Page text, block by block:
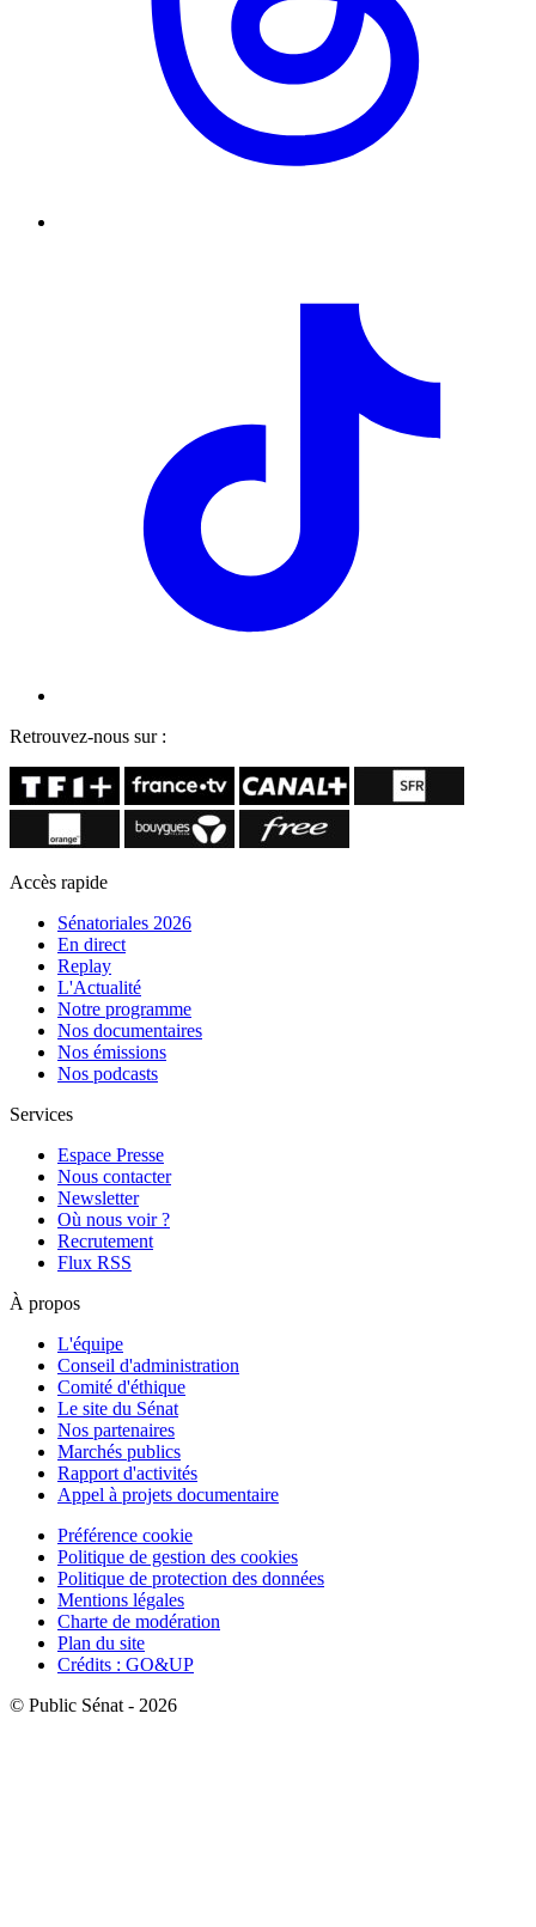
Retrouvez-nous sur :
Accès rapide
Sénatoriales 2026
En direct
Replay
L'Actualité
Notre programme
Nos documentaires
Nos émissions
Nos podcasts
Services
Espace Presse
Nous contacter
Newsletter
Où nous voir ?
Recrutement
Flux RSS
À propos
L'équipe
Conseil d'administration
Comité d'éthique
Le site du Sénat
Nos partenaires
Marchés publics
Rapport d'activités
Appel à projets documentaire
Préférence cookie
Politique de gestion des cookies
Politique de protection des données
Mentions légales
Charte de modération
Plan du site
Crédits : GO&UP
© Public Sénat - 2026